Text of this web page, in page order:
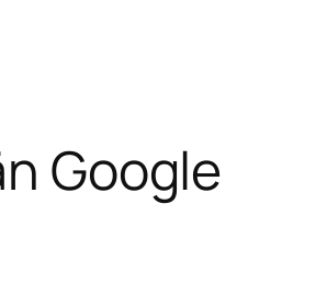
Google